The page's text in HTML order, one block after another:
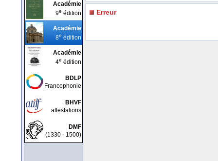
Académie
9e édition
Académie
8e édition
Académie
4e édition
BDLP
Francophonie
BHVF
attestations
DMF
(1330 - 1500)
Erreur